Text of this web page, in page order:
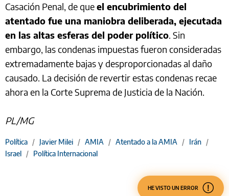
Casación Penal, de queel encubrimiento del
atentado fue una maniobra deliberada, ejecutada
en las altas esferas del poder político. Sin
embargo, las condenas impuestas fueron consideradas
extremadamente bajas y desproporcionadas al daño
causado. La decisión de revertir estas condenas recae
ahora en la Corte Suprema de Justicia de la Nación.
PL/MG
Política / Javier Milei / AMIA / Atentado a la AMIA / Irán /
Israel
/ Política Internacional
HE VISTO UN ERROR